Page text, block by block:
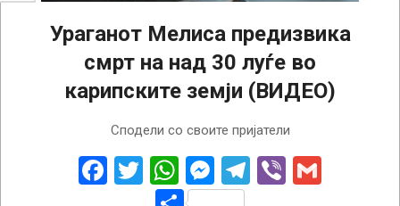
Ураганот Мелиса предизвика
смрт на над 30 луѓе во
карипските земји (ВИДЕО)
Сподели со своите пријатели
Facebook
Twitter
WhatsApp
Messenger
Telegram
Viber